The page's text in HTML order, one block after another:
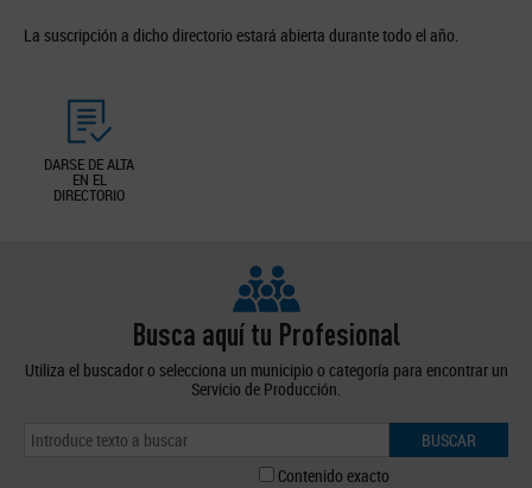
La suscripción a dicho directorio estará abierta durante todo el año.
DARSE DE ALTA
EN EL
DIRECTORIO
Busca aquí tu Profesional
Utiliza el buscador o selecciona un municipio o categoría para encontrar un
Servicio de Producción.
BUSCAR
Contenido exacto